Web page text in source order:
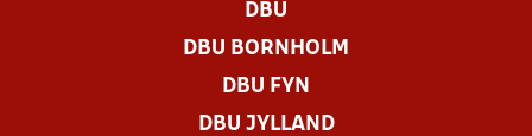
DBU
DBU BORNHOLM
DBU FYN
DBU JYLLAND